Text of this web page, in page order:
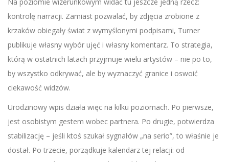
kontrolę narracji. Zamiast pozwalać, by zdjęcia zrobione z
krzaków obiegały świat z wymyślonymi podpisami, Turner
publikuje własny wybór ujęć i własny komentarz. To strategia,
którą w ostatnich latach przyjmuje wielu artystów – nie po to,
by wszystko odkrywać, ale by wyznaczyć granice i oswoić
ciekawość widzów.
Urodzinowy wpis działa więc na kilku poziomach. Po pierwsze,
jest osobistym gestem wobec partnera. Po drugie, potwierdza
stabilizację – jeśli ktoś szukał sygnałów „na serio”, to właśnie je
dostał. Po trzecie, porządkuje kalendarz tej relacji: od